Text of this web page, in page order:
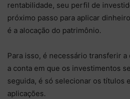
rentabilidade, seu perfil de
próximo passo para aplicar
é a alocação do patrimônio.
Para isso, é necessário transferir a
a conta em que os investimentos
seguida, é só selecionar os títulos
aplicações.